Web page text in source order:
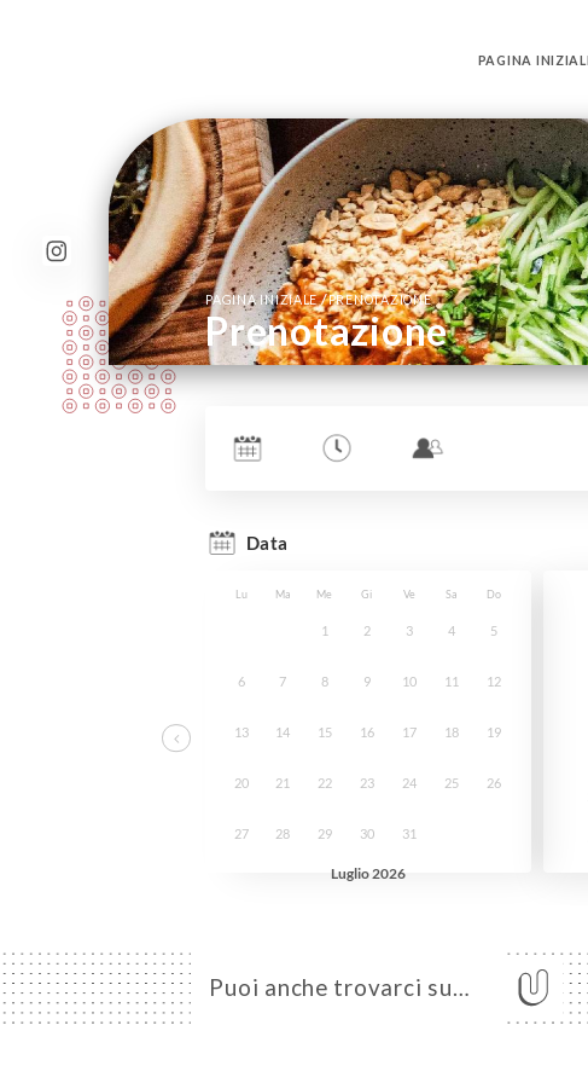
PAGINA
PAGINA INIZIALE/PRENOTAZIONE
Prenotazione
Puoi anche trovarci su…